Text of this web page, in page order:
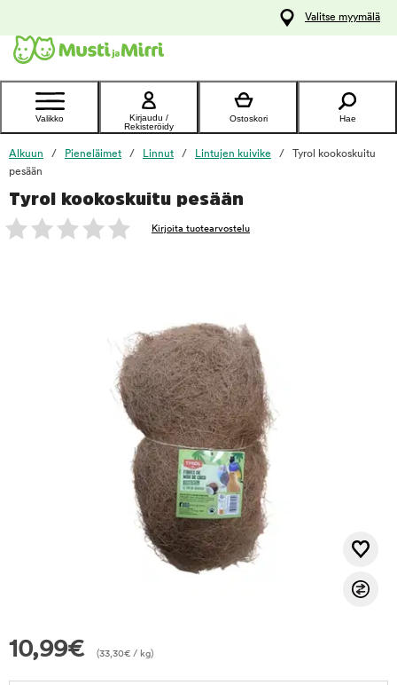
Ota yhteyttä
asiakaspalveluun
Valitse myymälä
Valikko
Kirjaudu /
Rekisteröidy
Ostoskori Hae
Alkuun Pieneläimet Linnut Lintujen kuivike
Tyrol kookoskuitu
pesään
Tyrol kookoskuitu pesään
Kirjoita tuotearvostelu
10,99€ (33,30€ / kg)
foo